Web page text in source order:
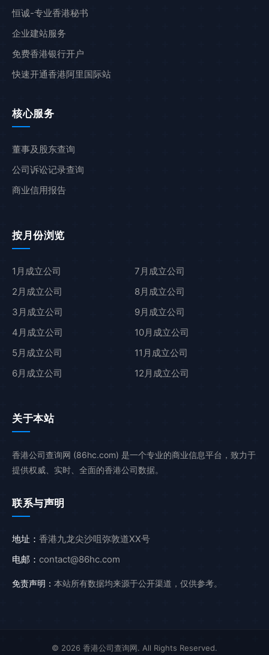
恒诚-专业香港秘书
企业建站服务
免费香港银行开户
快速开通香港阿里国际站
核心服务
董事及股东查询
公司诉讼记录查询
商业信用报告
按月份浏览
1月成立公司
2月成立公司
3月成立公司
4月成立公司
5月成立公司
6月成立公司
7月成立公司
8月成立公司
9月成立公司
10月成立公司
11月成立公司
12月成立公司
关于本站
香港公司查询网 (86hc.com) 是一个专业的商业信息平台，致力于
提供权威、实时、全面的香港公司数据。
联系与声明
地址： 香港九龙尖沙咀弥敦道XX号
电邮： contact@86hc.com
免责声明： 本站所有数据均来源于公开渠道，仅供参考。
© 2026 香港公司查询网. All Rights Reserved.